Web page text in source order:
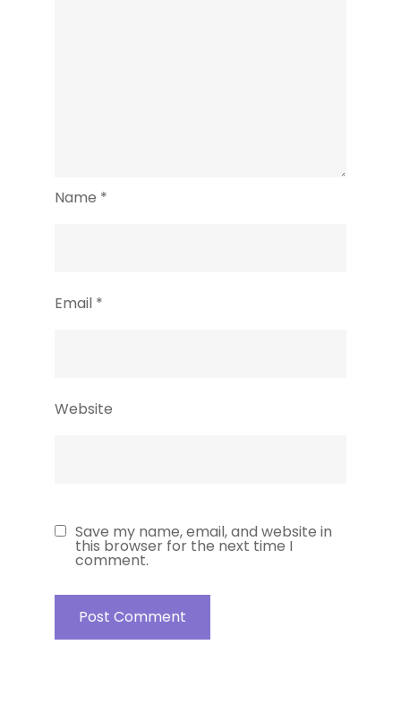
Name *
Email *
Website
Save my name, email, and website in
this browser for the next time I
comment.